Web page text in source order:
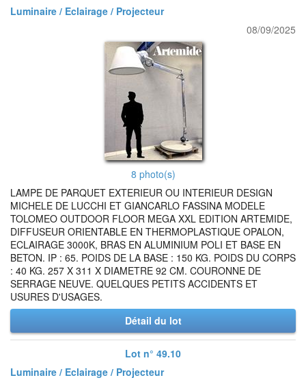
Luminaire / Eclairage / Projecteur
08/09/2025
8 photo(s)
LAMPE DE PARQUET EXTERIEUR OU INTERIEUR DESIGN
MICHELE DE LUCCHI ET GIANCARLO FASSINA MODELE
TOLOMEO OUTDOOR FLOOR MEGA XXL EDITION ARTEMIDE,
DIFFUSEUR ORIENTABLE EN THERMOPLASTIQUE OPALON,
ECLAIRAGE 3000K, BRAS EN ALUMINIUM POLI ET BASE EN
BETON. IP : 65. POIDS DE LA BASE : 150 KG. POIDS DU CORPS
: 40 KG. 257 X 311 X DIAMETRE 92 CM. COURONNE DE
SERRAGE NEUVE. QUELQUES PETITS ACCIDENTS ET
USURES D'USAGES.
Détail du lot
Lot n° 49.10
Luminaire / Eclairage / Projecteur